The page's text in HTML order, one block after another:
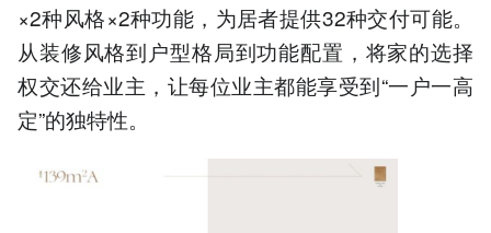
×2种风格×2种功能，为居者提供32种交付可能。
从装修风格到户型格局到功能配置，将家的选择
权交还给业主，让每位业主都能享受到“一户一高
定”的独特性。